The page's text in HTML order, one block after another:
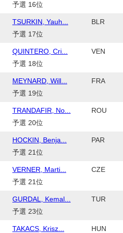
予選 16位
TSURKIN, Yauh...
予選 17位
BLR
QUINTERO, Cri...
予選 18位
VEN
MEYNARD, Will...
予選 19位
FRA
TRANDAFIR, No...
予選 20位
ROU
HOCKIN, Benja...
予選 21位
PAR
VERNER, Marti...
予選 21位
CZE
GURDAL, Kemal...
予選 23位
TUR
TAKACS, Krisz... HUN